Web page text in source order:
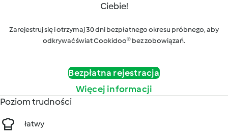
Ciebie!
Zarejestruj się i otrzymaj 30 dni bezpłatnego okresu próbnego, aby
odkrywać świat Cookidoo® bez zobowiązań.
Bezpłatna rejestracja
Więcej informacji
Poziom trudności
łatwy